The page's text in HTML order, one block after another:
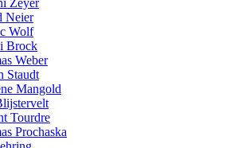
Neier
Wolf
Brock
Weber
Staudt
Mangold
Tourdre
Prochaska